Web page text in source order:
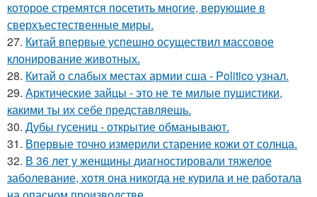
которое стремятся посетить многие, верующие в
сверхъестественные миры.
27. Китай впервые успешно осуществил массовое
клонирование животных.
28. Китай о слабых местах армии сша - Politico узнал.
29. Арктические зайцы - это не те милые пушистики,
какими ты их себе представляешь.
30. Дубы гусениц - открытие обманывают.
31. Впервые точно измерили старение кожи от солнца.
32. В 36 лет у женщины диагностировали тяжелое
заболевание, хотя она никогда не курила и не работала